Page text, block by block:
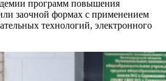
программ повышения
заочной формах с применением
технологий, электронного